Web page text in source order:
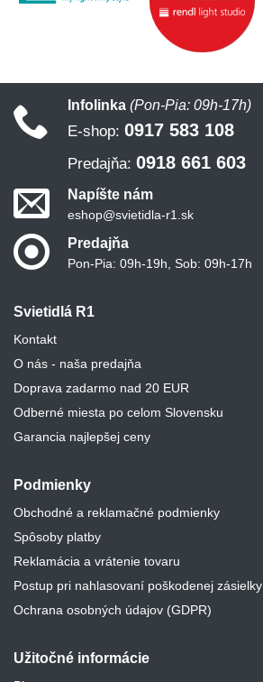
Svietidlá R1
Kontakt
O nás - naša predajňa
Doprava zadarmo nad 20 EUR
Odberné miesta po celom Slovensku
Garancia najlepšej ceny
Podmienky
Obchodné a reklamačné podmienky
Spôsoby platby
Reklamácia a vrátenie tovaru
Postup pri nahlasovaní poškodenej zásielky
Ochrana osobných údajov (GDPR)
Užitočné informácie
Infolinka (Pon-Pia: 09h-17h)
E-shop: 0917 583 108
Predajňa: 0918 661 603
Napíšte nám
eshop@svietidla-r1.sk
Predajňa
Pon-Pia: 09h-19h, Sob: 09h-17h